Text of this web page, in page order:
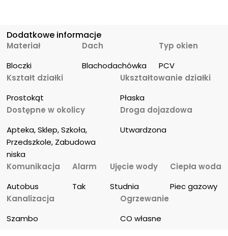
Dodatkowe informacje
Materiał
Bloczki
Dach
Blachodachówka
Typ okien
PCV
Kształt działki
Prostokąt
Ukształtowanie działki
Płaska
Dostępne w okolicy
Apteka, Sklep, Szkoła,
Przedszkole, Zabudowa
niska
Droga dojazdowa
Utwardzona
Komunikacja
Autobus
Alarm
Tak
Ujęcie wody
Studnia
Ciepła woda
Piec gazowy
Kanalizacja
Szambo
Ogrzewanie
CO własne